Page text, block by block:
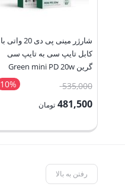
شارژر مینی پی دی 20 واتی با
کابل تایپ سی به تایپ سی
گرین Green mini PD 20w
10% 535,000قیمت
اصلی:
بود.
481,500 تومان
رفتن به بالا